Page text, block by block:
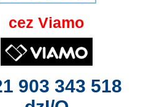
cez Viamo
903 343 518